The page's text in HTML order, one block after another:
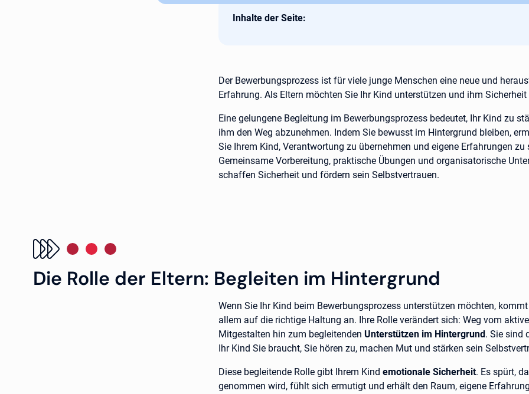
Inhalte der Seite:
Der Bewerbungsprozess ist für viele junge Menschen eine neue und
Erfahrung. Als Eltern möchten Sie Ihr Kind unterstützen und ihm Sicherheit
Eine gelungene Begleitung im Bewerbungsprozess bedeutet, Ihr Kind zu
ihm den Weg abzunehmen. Indem Sie bewusst im Hintergrund bleiben,
Sie Ihrem Kind, Verantwortung zu übernehmen und eigene Erfahrungen zu
Gemeinsame Vorbereitung, praktische Übungen und organisatorische
schaffen Sicherheit und fördern sein Selbstvertrauen.
Die Rolle der Eltern: Begleiten im Hintergrund
Wenn Sie Ihr Kind beim Bewerbungsprozess unterstützen möchten,
allem auf die richtige Haltung an. Ihre Rolle verändert sich: Weg vom
Mitgestalten hin zum begleitenden Unterstützen im Hintergrund. Sie sind
Ihr Kind Sie braucht, Sie hören zu, machen Mut und stärken sein
Diese begleitende Rolle gibt Ihrem Kind emotionale Sicherheit. Es spürt,
genommen wird, fühlt sich ermutigt und erhält den Raum, eigene